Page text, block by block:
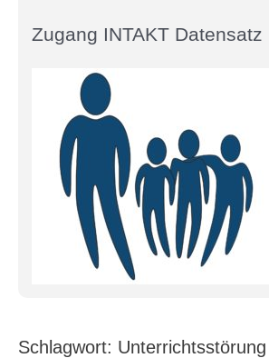
Zugang INTAKT Datensatz
Schlagwort: Unterrichtsstörung